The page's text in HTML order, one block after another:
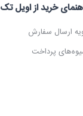
خرید از اویل تک
ارسال سفارش
پرداخت